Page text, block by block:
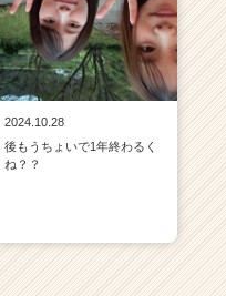
2024.10.28
後もうちょいで1年終わるく
ね？？